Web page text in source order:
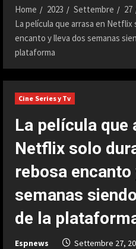
Home 2023 Settembre
27
La película que arrasa en
encanto y lleva dos semanas
plataforma
Cine Series y Tv
La película que
Netflix solo
rebosa
semanas
de la
Espnews Settembre 27,